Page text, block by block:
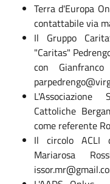
Terra d'Europa
contattabile via
Il Gruppo
"Caritas"
con
Cattoliche
come referente
Il circolo ACLI
Mariarosa